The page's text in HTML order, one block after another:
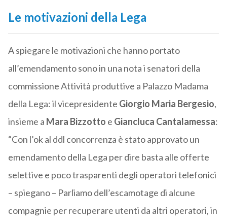
Le motivazioni della Lega
A spiegare le motivazioni che hanno portato
all’emendamento sono in una nota i senatori della
commissione Attività produttive a Palazzo Madama
della Lega: il vicepresidente Giorgio Maria Bergesio,
insieme a Mara Bizzotto e Giancluca Cantalamessa:
“Con l’ok al ddl concorrenza è stato approvato un
emendamento della Lega per dire basta alle offerte
selettive e poco trasparenti degli operatori telefonici
– spiegano – Parliamo dell’escamotage di alcune
compagnie per recuperare utenti da altri operatori, in